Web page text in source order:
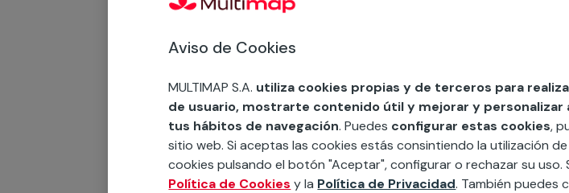
Impermeabilización de
piscinas
Reforma
¿Buscas a alguien que te ayude
expertos en la materia que cubrirán
hormigón o de cualquier otro tipo.
Aviso de Cookies
MULTIMAP S.A. utiliza cookies propias y de terceros para
de usuario, mostrarte contenido útil y mejorar y
tus hábitos de navegación. Puedes configurar estas cookies,
sitio web. Si aceptas las cookies estás consintiendo la utilización
cookies pulsando el botón "Aceptar", configurar o rechazar su
Política de Cookies y la Política de Privacidad. También puedes